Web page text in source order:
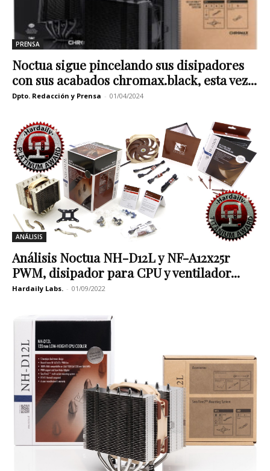
PRENSA
Noctua sigue pincelando sus disipadores
con sus acabados chromax.black, esta vez...
Dpto. Redacción y Prensa - 01/04/2024
ANÁLISIS
Análisis Noctua NH-D12L y NF-A12x25r
PWM, disipador para CPU y ventilador...
Hardaily Labs. - 01/09/2022